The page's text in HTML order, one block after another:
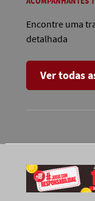
Encontre uma
detalhada
Ver todas